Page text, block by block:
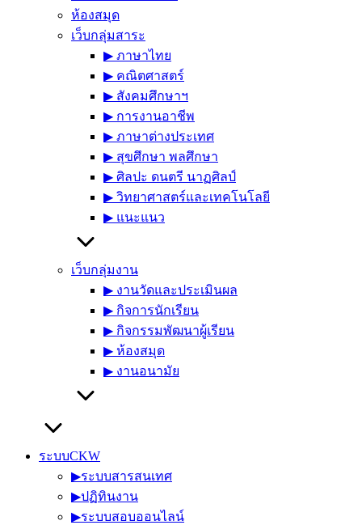
ห้องสมุด
เว็บกลุ่มสาระ
▶︎ ภาษาไทย
▶︎ คณิตศาสตร์
▶︎ สังคมศึกษาฯ
▶︎ การงานอาชีพ
▶︎ ภาษาต่างประเทศ
▶︎ สุขศึกษา พลศึกษา
▶︎ ศิลปะ ดนตรี นาฏศิลป์
▶︎ วิทยาศาสตร์และเทคโนโลยี
▶︎ แนะแนว
เว็บกลุ่มงาน
▶︎ งานวัดและประเมินผล
▶︎ กิจการนักเรียน
▶︎ กิจกรรมพัฒนาผู้เรียน
▶︎ ห้องสมุด
▶︎ งานอนามัย
ระบบCKW
▶︎ระบบสารสนเทศ
▶︎ปฏิทินงาน
▶︎ระบบสอบออนไลน์